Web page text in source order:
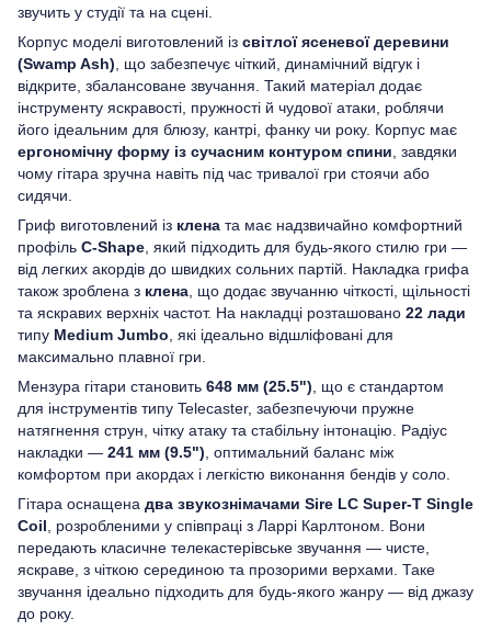
звучить у студії та на сцені.
Корпус моделі виготовлений із світлої ясеневої деревини
(Swamp Ash) , що забезпечує чіткий, динамічний відгук і
відкрите, збалансоване звучання. Такий матеріал додає
інструменту яскравості, пружності й чудової атаки, роблячи
його ідеальним для блюзу, кантрі, фанку чи року. Корпус має
ергономічну форму із сучасним контуром спини , завдяки
чому гітара зручна навіть під час тривалої гри стоячи або
сидячи.
Гриф виготовлений із клена та має надзвичайно комфортний
профіль C-Shape , який підходить для будь-якого стилю гри —
від легких акордів до швидких сольних партій. Накладка грифа
також зроблена з клена , що додає звучанню чіткості, щільності
та яскравих верхніх частот. На накладці розташовано 22 лади
типу Medium Jumbo , які ідеально відшліфовані для
максимально плавної гри.
Мензура гітари становить 648 мм (25.5") , що є стандартом
для інструментів типу Telecaster, забезпечуючи пружне
натягнення струн, чітку атаку та стабільну інтонацію. Радіус
накладки — 241 мм (9.5") , оптимальний баланс між
комфортом при акордах і легкістю виконання бендів у соло.
Гітара оснащена два звукознімачами Sire LC Super-T Single
Coil , розробленими у співпраці з Ларрі Карлтоном. Вони
передають класичне телекастерівське звучання — чисте,
яскраве, з чіткою серединою та прозорими верхами. Таке
звучання ідеально підходить для будь-якого жанру — від джазу
до року.